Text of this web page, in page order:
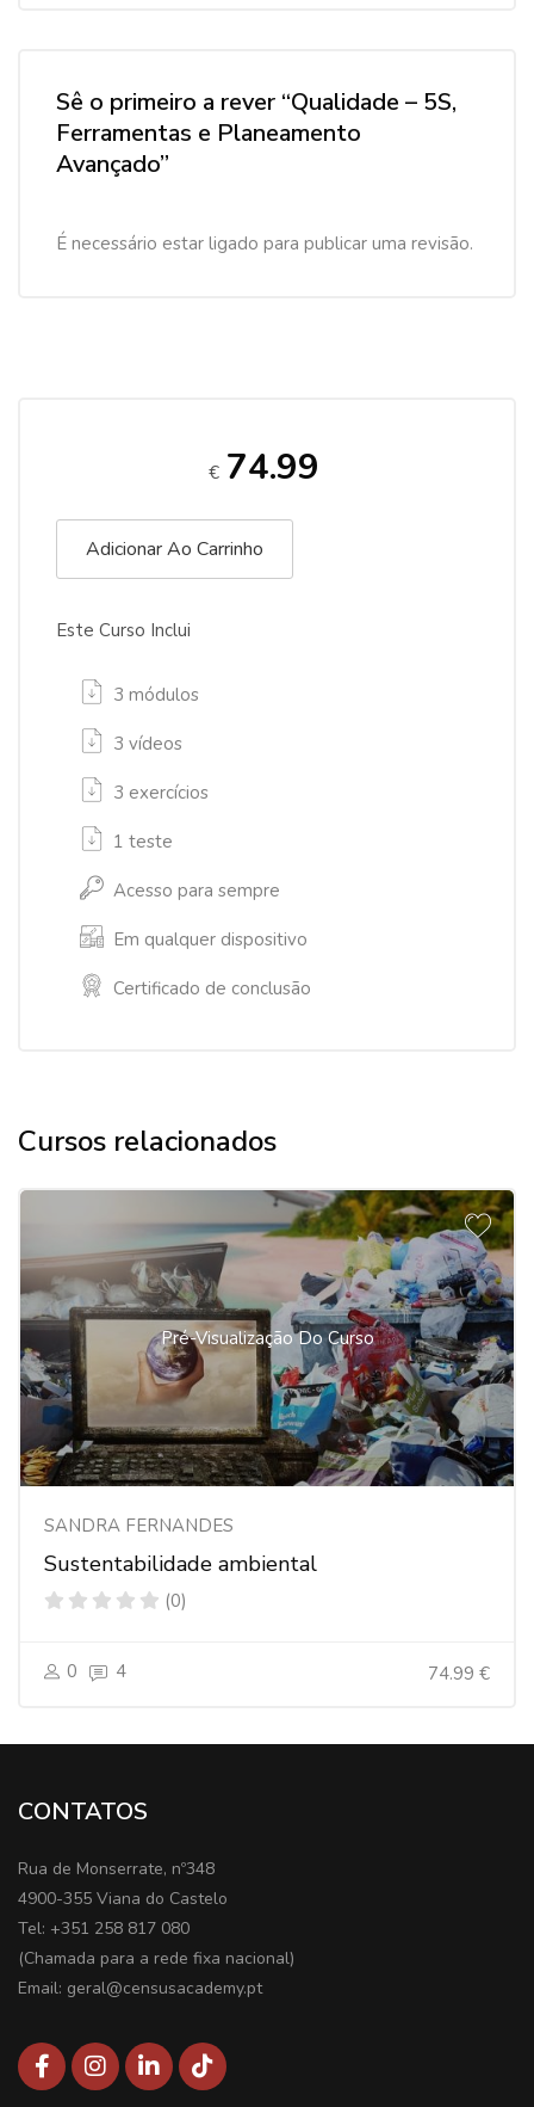
Sê o primeiro a rever “Qualidade – 5S,
Ferramentas e Planeamento
Avançado”
É necessário estar ligado para publicar uma revisão.
€ 74.99
Adicionar Ao Carrinho
Este Curso Inclui
3 módulos
3 vídeos
3 exercícios
1 teste
Acesso para sempre
Em qualquer dispositivo
Certificado de conclusão
Cursos relacionados
Pré-Visualização Do Curso
SANDRA FERNANDES
Sustentabilidade ambiental
(0)
0 4 74.99 €
CONTATOS
Rua de Monserrate, nº348
4900-355 Viana do Castelo
Tel: +351 258 817 080
(Chamada para a rede fixa nacional)
Email: geral@censusacademy.pt